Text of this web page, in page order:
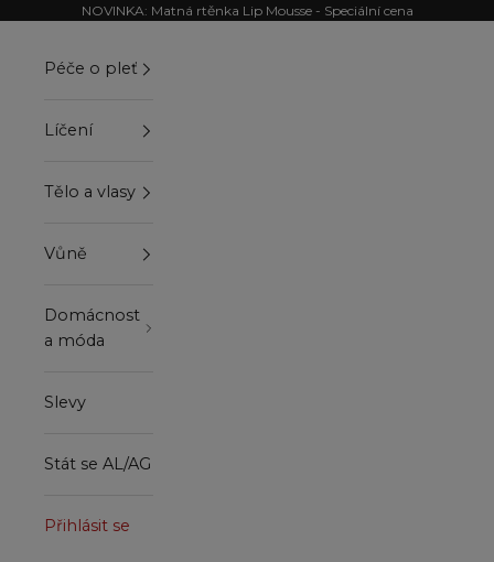
Přejít na obsahNOVINKA: Matná rtěnka Lip Mousse - Speciální cena
Péče o pleť
Líčení
Tělo a vlasy
Vůně
Domácnost
a móda
Slevy
Stát se AL/AG
Přihlásit se